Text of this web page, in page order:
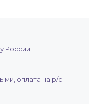
России
оплата на р/с